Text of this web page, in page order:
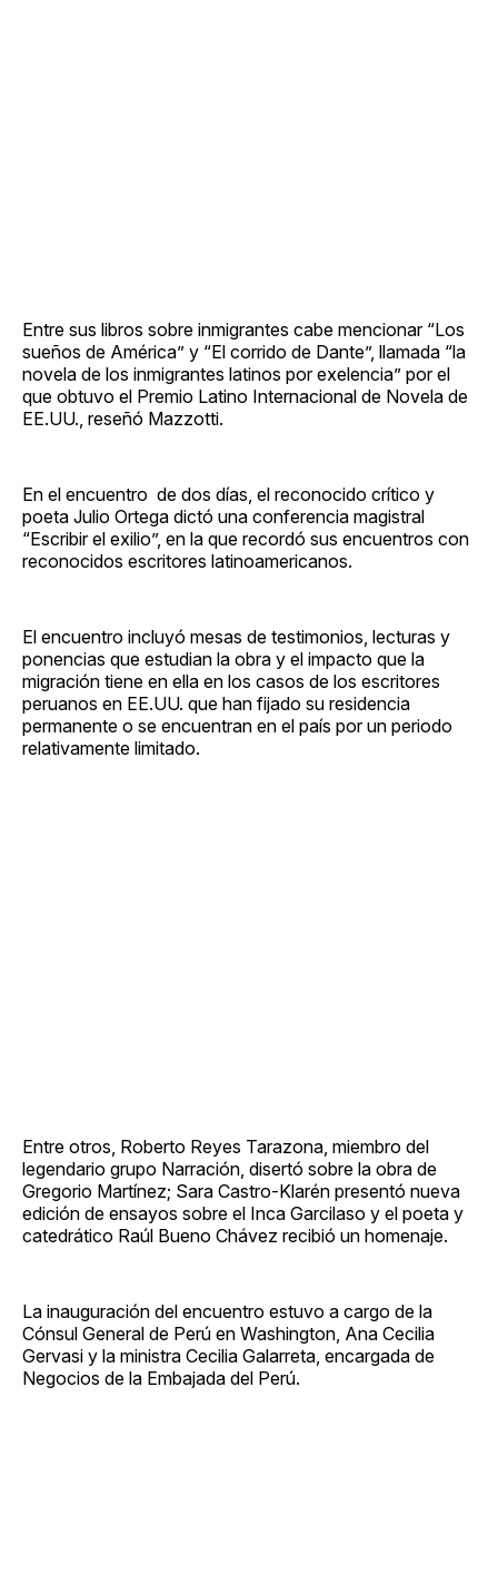
Entre sus libros sobre inmigrantes cabe mencionar “Los
sueños de América” y “El corrido de Dante”, llamada “la
novela de los inmigrantes latinos por exelencia” por el
que obtuvo el Premio Latino Internacional de Novela de
EE.UU., reseñó Mazzotti.
En el encuentro de dos días, el reconocido crítico y
poeta Julio Ortega dictó una conferencia magistral
“Escribir el exilio”, en la que recordó sus encuentros con
reconocidos escritores latinoamericanos.
El encuentro incluyó mesas de testimonios, lecturas y
ponencias que estudian la obra y el impacto que la
migración tiene en ella en los casos de los escritores
peruanos en EE.UU. que han fijado su residencia
permanente o se encuentran en el país por un periodo
relativamente limitado.
Entre otros, Roberto Reyes Tarazona, miembro del
legendario grupo Narración, disertó sobre la obra de
Gregorio Martínez; Sara Castro-Klarén presentó nueva
edición de ensayos sobre el Inca Garcilaso y el poeta y
catedrático Raúl Bueno Chávez recibió un homenaje.
La inauguración del encuentro estuvo a cargo de la
Cónsul General de Perú en Washington, Ana Cecilia
Gervasi y la ministra Cecilia Galarreta, encargada de
Negocios de la Embajada del Perú.